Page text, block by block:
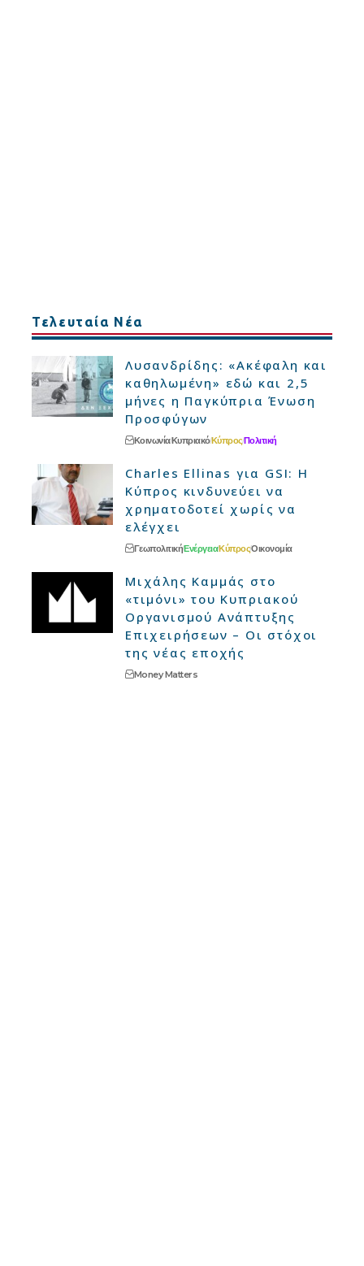
Τελευταία Νέα
Λυσανδρίδης: «Ακέφαλη και
καθηλωμένη» εδώ και 2,5
μήνες η Παγκύπρια Ένωση
Προσφύγων
ΚοινωνίαΚυπριακόΚύπροςΠολιτική
Charles Ellinas για GSI: Η
Κύπρος κινδυνεύει να
χρηματοδοτεί χωρίς να
ελέγχει
ΓεωπολιτικήΕνέργειαΚύπροςΟικονομία
Μιχάλης Καμμάς στο
«τιμόνι» του Κυπριακού
Οργανισμού Ανάπτυξης
Επιχειρήσεων – Οι στόχοι
της νέας εποχής
Money Matters